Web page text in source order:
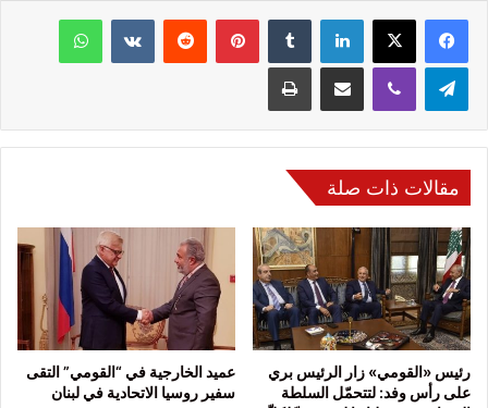
فيسبوك ‫X لينكدإن بينتيريست واتساب
تيلقرام ڤايبر مشاركة عبر البريد طباعة
مقالات ذات صلة
رئيس «القومي» زار الرئيس بري
على رأس وفد: لتتحمّل السلطة
عميد الخارجية في “القومي” التقى
سفير روسيا الاتحادية في لبنان